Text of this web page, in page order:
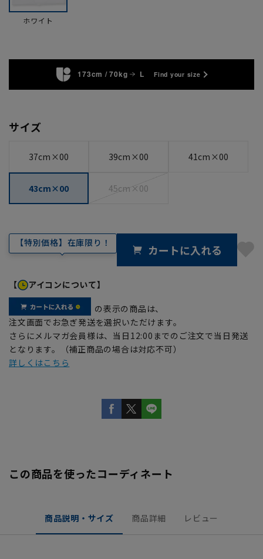
ホワイト
173cm / 70kg L Find your size
サイズ
37cm×00 39cm×00 41cm×00
43cm×00 45cm×00
【特別価格】在庫限り！ カートに入れる
【 アイコンについて】
の表示の商品は、
注文画面でお急ぎ発送を選択いただけます。
さらにメルマガ会員様は、当日12:00までのご注文で当日発送
となります。（補正商品の場合は対応不可）
詳しくはこちら
この商品を使ったコーディネート
商品説明・サイズ 商品詳細 レビュー